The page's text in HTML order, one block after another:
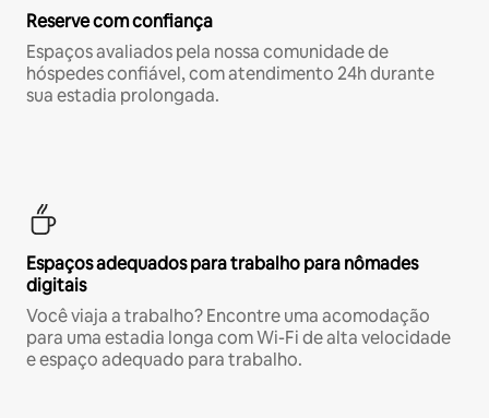
Reserve com confiança
Espaços avaliados pela nossa comunidade de
hóspedes confiável, com atendimento 24h durante
sua estadia prolongada.
Espaços adequados para trabalho para nômades
digitais
Você viaja a trabalho? Encontre uma acomodação
para uma estadia longa com Wi-Fi de alta velocidade
e espaço adequado para trabalho.